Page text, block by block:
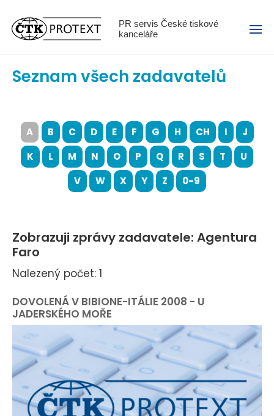
PR servis České tiskové
kanceláře
Menu
Seznam všech zadavatelů
A B C D E F G H CH I
J
K
L M N O P Q R S T
U
V
W X Y Z 0-9
Zobrazuji zprávy zadavatele: Agentura
Faro
Nalezený počet: 1
DOVOLENÁ V BIBIONE-ITÁLIE 2008 - U
JADERSKÉHO MOŘE